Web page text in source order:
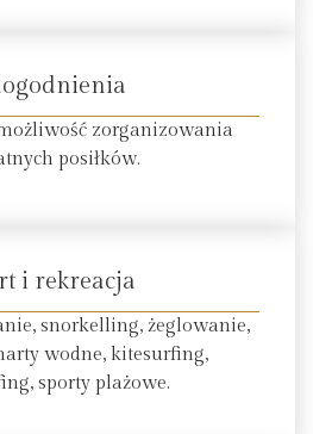
zorganizowania
posiłków.
i rekreacja
snorkelling, żeglowanie,
wodne, kitesurfing,
sporty plażowe.